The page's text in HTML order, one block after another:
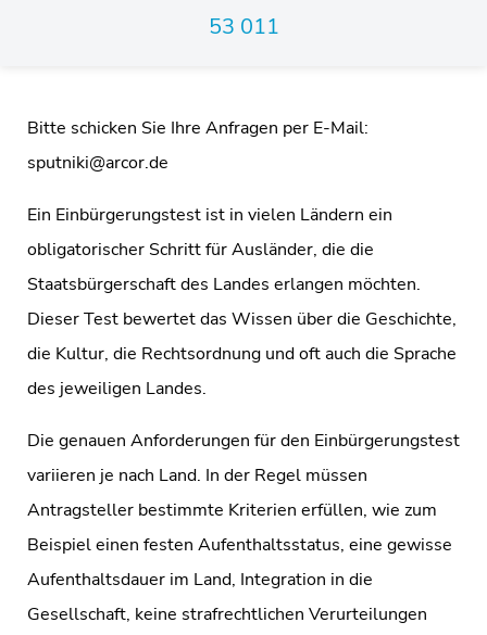
53 011
Bitte schicken Sie Ihre Anfragen per E-Mail:
sputniki@arcor.de
Ein Einbürgerungstest ist in vielen Ländern ein
obligatorischer Schritt für Ausländer, die die
Staatsbürgerschaft des Landes erlangen möchten.
Dieser Test bewertet das Wissen über die Geschichte,
die Kultur, die Rechtsordnung und oft auch die Sprache
des jeweiligen Landes.
Die genauen Anforderungen für den Einbürgerungstest
variieren je nach Land. In der Regel müssen
Antragsteller bestimmte Kriterien erfüllen, wie zum
Beispiel einen festen Aufenthaltsstatus, eine gewisse
Aufenthaltsdauer im Land, Integration in die
Gesellschaft, keine strafrechtlichen Verurteilungen